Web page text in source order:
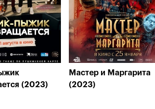
(2023)
Мастер и Маргарита
(2023)